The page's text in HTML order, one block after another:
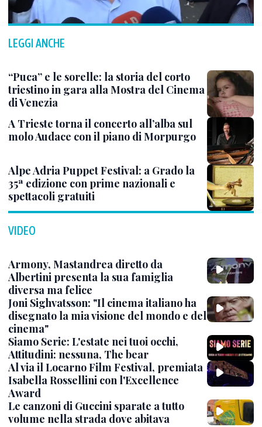
LEGGI ANCHE
“Puca” e le sorelle: la storia del corto
triestino in gara alla Mostra del Cinema
di Venezia
A Trieste torna il concerto all’alba sul
molo Audace con il piano di Morpurgo
Alpe Adria Puppet Festival: a Grado la
35ª edizione con prime nazionali e
spettacoli gratuiti
VIDEO
Armony, Mastandrea diretto da
Albertini presenta la sua famiglia
diversa ma felice
Joni Sighvatsson: "Il cinema italiano ha
disegnato la mia visione del mondo e del
cinema"
Siamo Serie: L'estate nei tuoi occhi,
Attitudini: nessuna, The bear
Al via il Locarno Film Festival, premiata
Isabella Rossellini con l'Excellence
Award
Le canzoni di Guccini sparate a tutto
volume nella strada dove abitava